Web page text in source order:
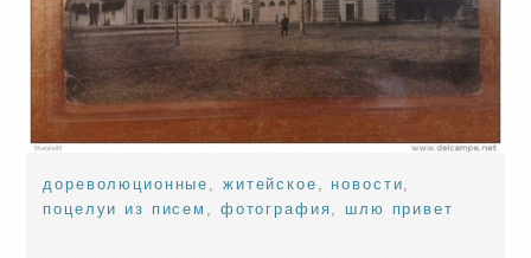
дореволюционные , житейское , новости,
поцелуи из писем , фотография, шлю привет